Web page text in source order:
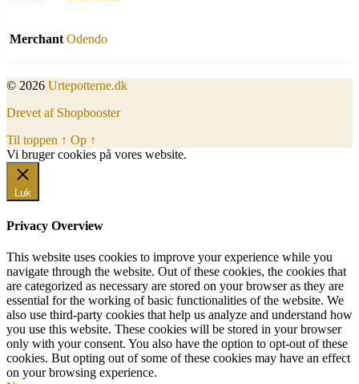
Merchant Odendo
© 2026 Urtepotterne.dk
Drevet af Shopbooster
Til toppen ↑ Op ↑
Vi bruger cookies på vores website.
Luk
Privacy Overview
This website uses cookies to improve your experience while you
navigate through the website. Out of these cookies, the cookies that
are categorized as necessary are stored on your browser as they are
essential for the working of basic functionalities of the website. We
also use third-party cookies that help us analyze and understand how
you use this website. These cookies will be stored in your browser
only with your consent. You also have the option to opt-out of these
cookies. But opting out of some of these cookies may have an effect
on your browsing experience.